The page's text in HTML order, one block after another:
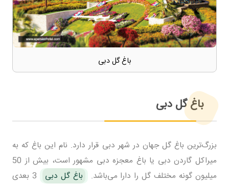
باغ گل دبی
باغ گل دبی
بزرگ‌ترین باغ گل جهان در شهر دبی قرار دارد. نام این باغ که به
میراکل گاردن دبی یا باغ معجزه دبی مشهور است، بیش از 50
میلیون گونه مختلف گل را دارا می‌باشد.
باغ گل دبی
3 بعدی